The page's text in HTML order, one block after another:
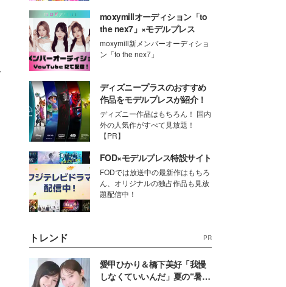
moxymillオーディション「to
the nex7」×モデルプレス
moxymill新メンバーオーディショ
ン「to the nex7」
ディズニープラスのおすすめ
作品をモデルプレスが紹介！
ディズニー作品はもちろん！ 国内
外の人気作がすべて見放題！
【PR】
FOD×モデルプレス特設サイト
FODでは放送中の最新作はもちろ
ん、オリジナルの独占作品も見放
題配信中！
トレンド PR
愛甲ひかり＆橋下美好「我慢
しなくていいんだ」夏の“暑さ